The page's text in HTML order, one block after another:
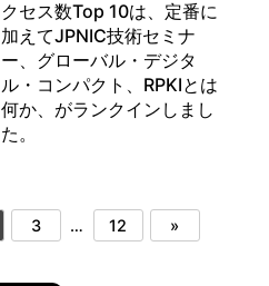
クセス数Top 10は、定番に
加えてJPNIC技術セミナ
ー、グローバル・デジタ
ル・コンパクト、RPKIとは
何か、がランクインしまし
た。
3 … 12 »